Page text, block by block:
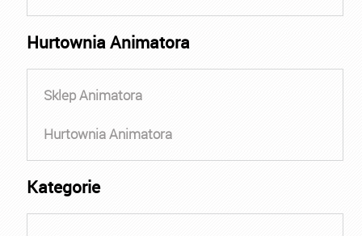
Hurtownia Animatora
Sklep Animatora
Hurtownia Animatora
Kategorie